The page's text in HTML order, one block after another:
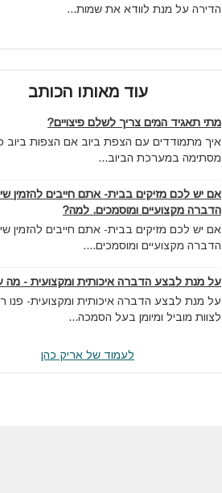
הדירה על מנת לוודא את שמות...
עוד מאותו הכותב
מתי תאגיד המים צריך לשלם פיצויים?
איך מתמודדים עם הצפת ביוב אם הצפות ביוב
מסתימה במערכת הביוב...
אם יש לכם מזיקים בבית- אתם חייבים להזמין
הדברה מקצועיים ומוסמכים. למה?
אם יש לכם מזיקים בבית- אתם חייבים להזמין
הדברה מקצועיים ומוסמכים....
על מנת לבצע הדברה איכותית ומקצועית - מה
על מנת לבצע הדברה איכותית ומקצועית- פנו
לצוות מוביל ומיומן בעל הסמכה...
לעמוד של אריק כהן